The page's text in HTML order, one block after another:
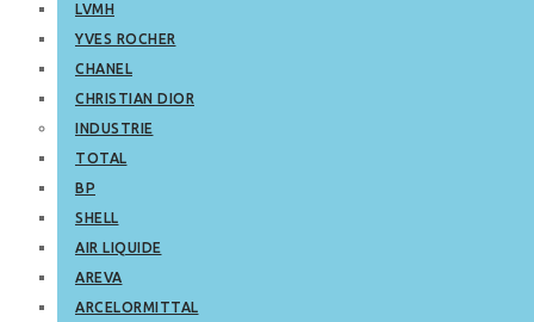
LVMH
YVES ROCHER
CHANEL
CHRISTIAN DIOR
INDUSTRIE
TOTAL
BP
SHELL
AIR LIQUIDE
AREVA
ARCELORMITTAL